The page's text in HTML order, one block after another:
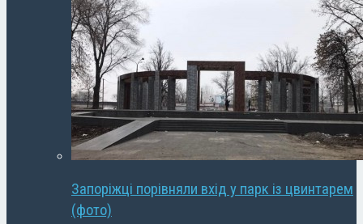
Запоріжці порівняли вхід у парк із цвинтарем
(фото)